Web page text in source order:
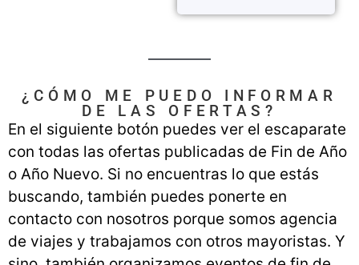
¿CÓMO ME PUEDO INFORMAR
DE LAS OFERTAS?
En el siguiente botón puedes ver el escaparate
con todas las ofertas publicadas de Fin de Año
o Año Nuevo. Si no encuentras lo que estás
buscando, también puedes ponerte en
contacto con nosotros porque somos agencia
de viajes y trabajamos con otros mayoristas. Y